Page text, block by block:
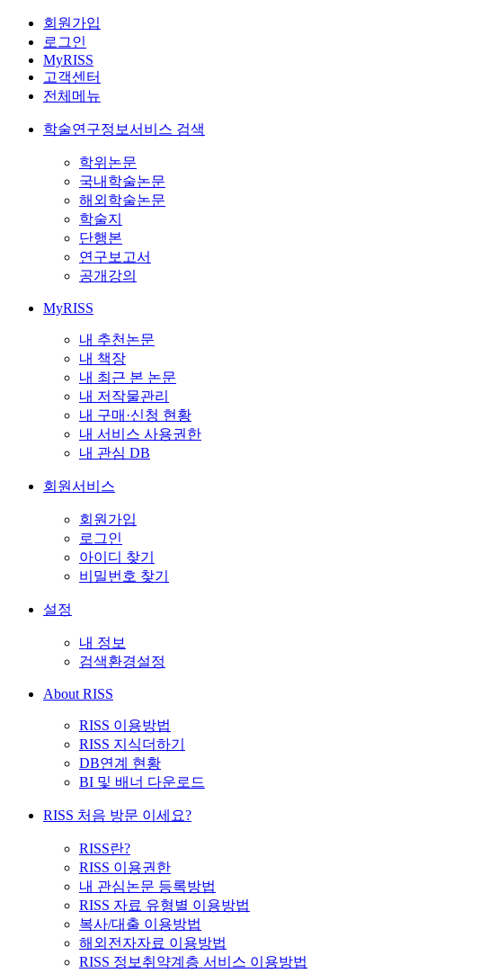
회원가입
로그인
MyRISS
고객센터
전체메뉴
학술연구정보서비스 검색
학위논문
국내학술논문
해외학술논문
학술지
단행본
연구보고서
공개강의
MyRISS
내 추천논문
내 책장
내 최근 본 논문
내 저작물관리
내 구매·신청 현황
내 서비스 사용권한
내 관심 DB
회원서비스
회원가입
로그인
아이디 찾기
비밀번호 찾기
설정
내 정보
검색환경설정
About RISS
RISS 이용방법
RISS 지식더하기
DB연계 현황
BI 및 배너 다운로드
RISS 처음 방문 이세요?
RISS란?
RISS 이용권한
내 관심논문 등록방법
RISS 자료 유형별 이용방법
복사/대출 이용방법
해외전자자료 이용방법
RISS 정보취약계층 서비스 이용방법